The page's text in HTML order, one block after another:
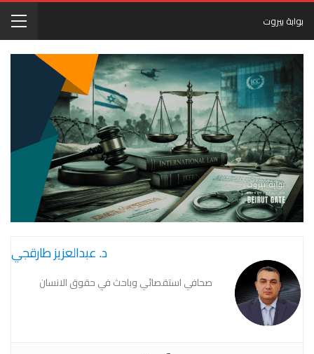
بوابة بيروت
د. عبدالعزيز طارقجي
صحافي استقصائي وباحث في حقوق الانسان